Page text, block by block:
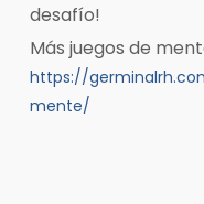
desafío!
Más juegos de
https://
mente/